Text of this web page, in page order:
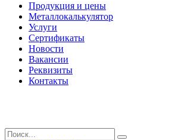
Продукция и цены
Металлокалькулятор
Услуги
Сертификаты
Новости
Вакансии
Реквизиты
Контакты